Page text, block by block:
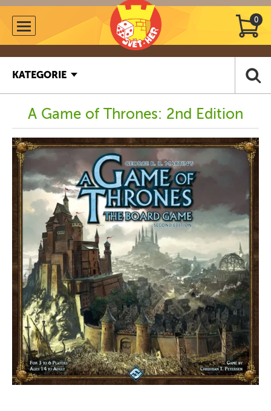
0
KATEGORIE
A Game of Thrones: 2nd Edition